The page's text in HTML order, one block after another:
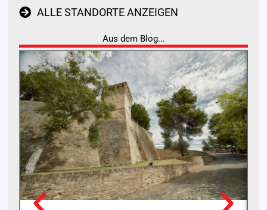
ALLE STANDORTE ANZEIGEN
Aus dem Blog...